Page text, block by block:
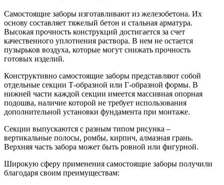
Самостоящие заборы изготавливают из железобетона. Их
основу составляет тяжелый бетон и стальная арматура.
Высокая прочность конструкций достигается за счет
качественного уплотнения раствора. В нем не остается
пузырьков воздуха, которые могут снижать прочность
готовых изделий.
Конструктивно самостоящие заборы представляют собой
отдельные секции Т-образной или Г-образной формы. В
нижней части каждой секции имеется массивная опорная
подошва, наличие которой не требует использования
дополнительной установки фундамента при монтаже.
Секции выпускаются с разным типом рисунка –
вертикальные полосы, ромбы, кирпич, алмазная грань.
Верхняя часть забора может быть ровной или фигурной.
Широкую сферу применения самостоящие заборы получили
благодаря своим преимуществам: